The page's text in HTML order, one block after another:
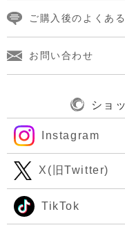
ご購入後のよくあ
お問い合わせ
ショ
Instagram
X(旧Twitter)
TikTok